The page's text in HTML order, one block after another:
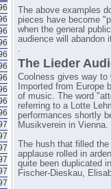
The above examples
pieces have become
when the general
audience will abandon
.
The Lieder
Coolness gives way to
Imported from
of music. The word
referring to a Lotte
performances shortly
Musikverein in Vienna.
The hush that filled
applause rolled in
quite been duplicated
Fischer-Dieskau,